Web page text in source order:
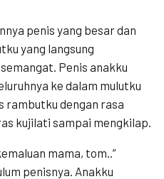
penis yang besar dan
yang langsung
Penis anakku
ke dalam mulutku
rambutku dengan rasa
kujilati sampai mengkilap.
mama, tom..”
penisnya. Anakku